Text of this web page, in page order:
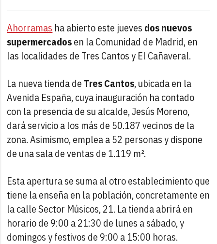
Ahorramas ha abierto este jueves dos nuevos
supermercadosen la Comunidad de Madrid, en
las localidades de Tres Cantos y El Cañaveral.
La nueva tienda de Tres Cantos, ubicada en la
Avenida España, cuya inauguración ha contado
con la presencia de su alcalde, Jesús Moreno,
dará servicio a los más de 50.187 vecinos de la
zona. Asimismo, emplea a 52 personas y dispone
de una sala de ventas de 1.119 m².
Esta apertura se suma al otro establecimiento que
tiene la enseña en la población, concretamente en
la calle Sector Músicos, 21. La tienda abrirá en
horario de 9:00 a 21:30 de lunes a sábado, y
domingos y festivos de 9:00 a 15:00 horas.